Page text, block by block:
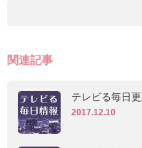
関連記事
テレビる毎日
2017.12.10